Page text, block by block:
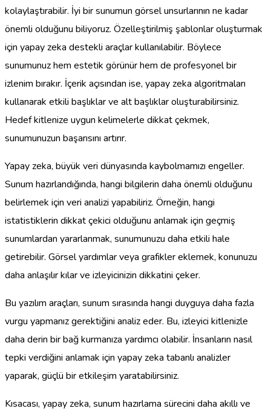
kolaylaştırabilir. İyi bir sunumun görsel unsurlarının ne kadar
önemli olduğunu biliyoruz. Özelleştirilmiş şablonlar oluşturmak
için yapay zeka destekli araçlar kullanılabilir. Böylece
sunumunuz hem estetik görünür hem de profesyonel bir
izlenim bırakır. İçerik açısından ise, yapay zeka algoritmaları
kullanarak etkili başlıklar ve alt başlıklar oluşturabilirsiniz.
Hedef kitlenize uygun kelimelerle dikkat çekmek,
sunumunuzun başarısını artırır.
Yapay zeka, büyük veri dünyasında kaybolmamızı engeller.
Sunum hazırlandığında, hangi bilgilerin daha önemli olduğunu
belirlemek için veri analizi yapabiliriz. Örneğin, hangi
istatistiklerin dikkat çekici olduğunu anlamak için geçmiş
sunumlardan yararlanmak, sunumunuzu daha etkili hale
getirebilir. Görsel yardımlar veya grafikler eklemek, konunuzu
daha anlaşılır kılar ve izleyicinizin dikkatini çeker.
Bu yazılım araçları, sunum sırasında hangi duyguya daha fazla
vurgu yapmanız gerektiğini analiz eder. Bu, izleyici kitlenizle
daha derin bir bağ kurmanıza yardımcı olabilir. İnsanların nasıl
tepki verdiğini anlamak için yapay zeka tabanlı analizler
yaparak, güçlü bir etkileşim yaratabilirsiniz.
Kısacası, yapay zeka, sunum hazırlama sürecini daha akıllı ve